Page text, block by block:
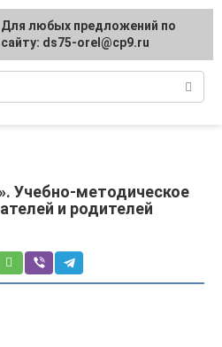
родителям
Учебно-методическое
и родителей
Для любых предложений по
сайту: ds75-orel@cp9.ru